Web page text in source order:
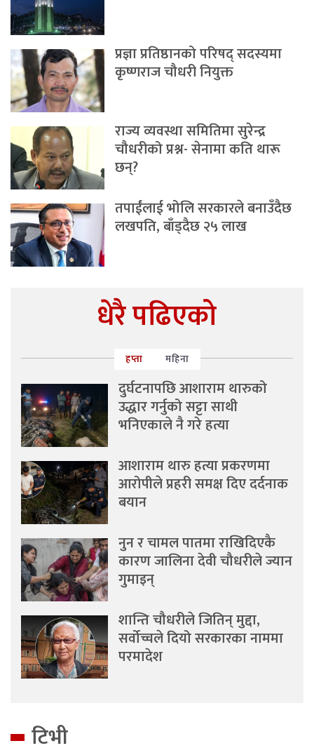
प्रज्ञा प्रतिष्ठानको परिषद् सदस्यमा
कृष्णराज चौधरी नियुक्त
राज्य व्यवस्था समितिमा सुरेन्द्र
चौधरीको प्रश्न- सेनामा कति थारू
छन्?
तपाईंलाई भोलि सरकारले बनाउँदैछ
लखपति, बाँड्दैछ २५ लाख
धेरै पढिएको
हप्ता महिना
दुर्घटनापछि आशाराम थारुको
उद्धार गर्नुको सट्टा साथी
भनिएकाले नै गरे हत्या
आशाराम थारु हत्या प्रकरणमा
आरोपीले प्रहरी समक्ष दिए दर्दनाक
बयान
नुन र चामल पातमा राखिदिएकै
कारण जालिना देवी चौधरीले ज्यान
गुमाइन्
शान्ति चौधरीले जितिन् मुद्दा,
सर्वोच्चले दियो सरकारका नाममा
परमादेश
टिभी